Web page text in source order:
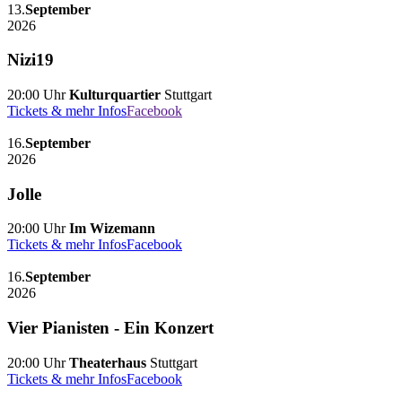
13.September
2026
Nizi19
20:00 UhrKulturquartier Stuttgart
Tickets & mehr InfosFacebook
16.September
2026
Jolle
20:00 UhrIm Wizemann
Tickets & mehr InfosFacebook
16.September
2026
Vier Pianisten - Ein Konzert
20:00 UhrTheaterhaus Stuttgart
Tickets & mehr InfosFacebook